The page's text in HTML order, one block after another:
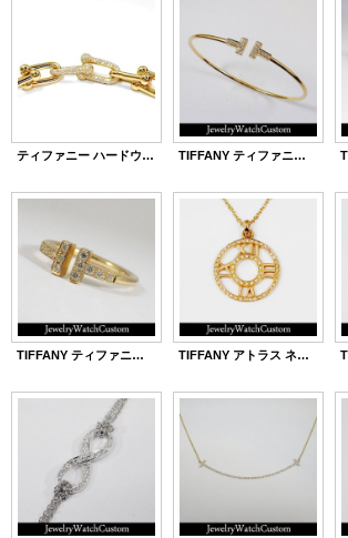
ティファニー ハードウェア ネックレス ダイヤカスタム TIFFANY ティファニーT ワイヤーブレスレット スモール アフターダイヤ
TIFFANY ティファニーT ワイヤーリング YG アフターダイヤ TIFFANY アトラス ネックレスペンダント アフターダイヤ パヴェ